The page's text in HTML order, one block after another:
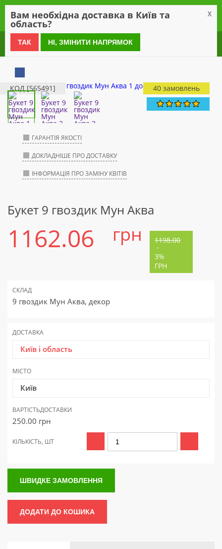
0 800 21 54 55
КОД [565491] 40 замовлень
ГАРАНТІЯ ЯКОСТІ
ДОКЛАДНІШЕ ПРО ДОСТАВКУ
ІНФОРМАЦІЯ ПРО ЗАМІНУ КВІТІВ
Букет 9 гвоздик Мун Аква
1162.06 грн 1198.00
-
3%
ГРН
СКЛАД
9 гвоздик Мун Аква, декор
ДОСТАВКА
Київ і область
МІСТО
Київ
ВАРТІСТЬДОСТАВКИ
250.00 грн
КІЛЬКІСТЬ, ШТ
ШВИДКЕ ЗАМОВЛЕННЯ
ДОДАТИ ДО КОШИКА
Вам необхідна доставка в Київ та
область?
X
ТАК НІ, ЗМІНИТИ НАПРЯМОК